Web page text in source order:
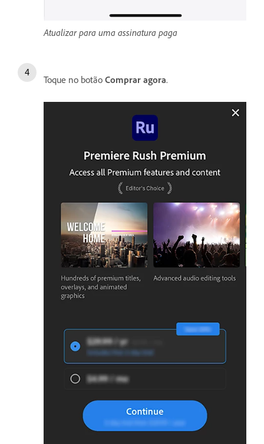
Atualizar para uma assinatura paga
Toque no botão Comprar agora.